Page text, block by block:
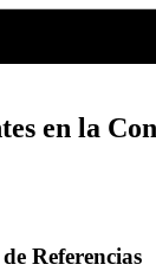
en la
Referencias